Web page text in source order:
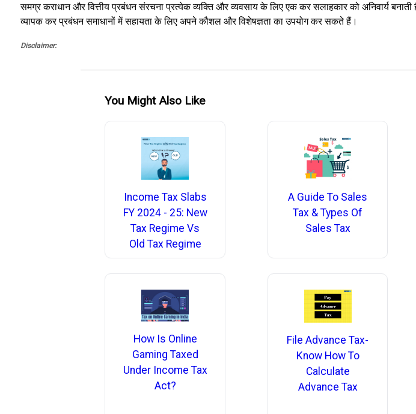
समग्र कराधान और वित्तीय प्रबंधन संरचना प्रत्येक व्यक्ति और व्यवसाय के लिए एक कर सलाहकार को अनिवार्य
व्यापक कर प्रबंधन समाधानों में सहायता के लिए अपने कौशल और विशेषज्ञता का उपयोग कर सकते हैं।
Disclaimer:
You Might Also Like
Income Tax Slabs
FY 2024 - 25: New
Tax Regime Vs
Old Tax Regime
A Guide To Sales
Tax & Types Of
Sales Tax
How Is Online
Gaming Taxed
Under Income Tax
Act?
File Advance Tax-
Know How To
Calculate
Advance Tax